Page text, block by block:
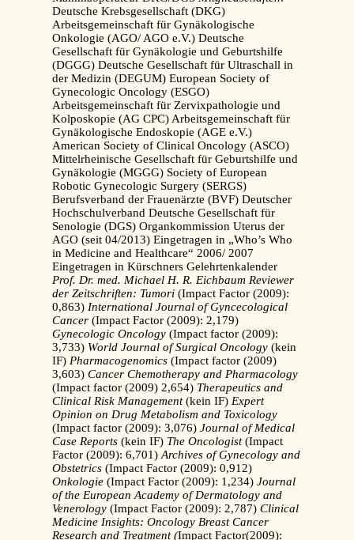
Deutsche Krebsgesellschaft (DKG)
Arbeitsgemeinschaft für Gynäkologische
Onkologie (AGO/ AGO e.V.) Deutsche
Gesellschaft für Gynäkologie und Geburtshilfe
(DGGG) Deutsche Gesellschaft für Ultraschall in
der Medizin (DEGUM) European Society of
Gynecologic Oncology (ESGO)
Arbeitsgemeinschaft für Zervixpathologie und
Kolposkopie (AG CPC) Arbeitsgemeinschaft für
Gynäkologische Endoskopie (AGE e.V.)
American Society of Clinical Oncology (ASCO)
Mittelrheinische Gesellschaft für Geburtshilfe und
Gynäkologie (MGGG) Society of European
Robotic Gynecologic Surgery (SERGS)
Berufsverband der Frauenärzte (BVF) Deutscher
Hochschulverband Deutsche Gesellschaft für
Senologie (DGS) Organkommission Uterus der
AGO (seit 04/2013) Eingetragen in „Who’s Who
in Medicine and Healthcare“ 2006/ 2007
Eingetragen in Kürschners Gelehrtenkalender
Prof. Dr. med. Michael H. R. Eichbaum Reviewer
der Zeitschriften: Tumori (Impact Factor (2009):
0,863) International Journal of Gyncecological
Cancer (Impact Factor (2009): 2,179)
Gynecologic Oncology (Impact factor (2009):
3,733) World Journal of Surgical Oncology (kein
IF) Pharmacogenomics (Impact factor (2009)
3,603) Cancer Chemotherapy and Pharmacology
(Impact factor (2009) 2,654) Therapeutics and
Clinical Risk Management(kein IF) Expert
Opinion on Drug Metabolism and Toxicology
(Impact factor (2009): 3,076) Journal of Medical
Case Reports (kein IF) The Oncologist(Impact
Factor (2009): 6,701)Archives of Gynecology and
Obstetrics (Impact Factor (2009): 0,912)
Onkologie (Impact Factor (2009): 1,234) Journal
of the European Academy of Dermatology and
Venerology (Impact Factor (2009): 2,787) Clinical
Medicine Insights: Oncology Breast Cancer
Research and Treatment (Impact Factor(2009):